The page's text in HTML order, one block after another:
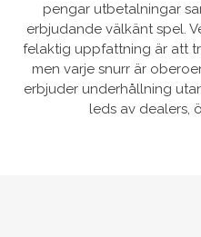
pengar utbetalningar
erbjudande välkänt spel.
felaktig uppfattning är att
men varje snurr är
erbjuder underhållning
leds av dealers,